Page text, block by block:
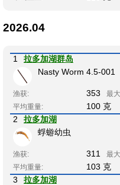
2026.04
1
拉多加湖群岛
Nasty Worm 4.5-001
渔获: 353 最
平均重量:
100 克
2
拉多加湖
蜉蝣幼虫
渔获: 311 最
平均重量:
103 克
3
拉多加湖